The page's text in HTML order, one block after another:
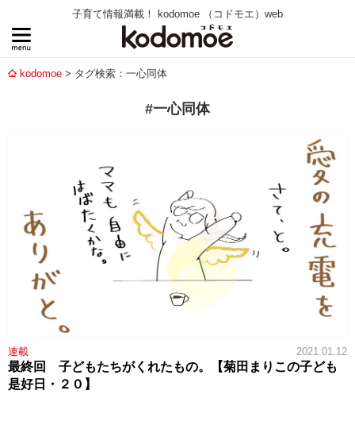
子育て情報満載！ kodomoe （コドモエ）web
kodomoe タグ検索：一心同体
#一心同体
連載 2021.01.12
最終回 子どもたちがくれたもの。【菊田まりこの子ども
是好日・２０】